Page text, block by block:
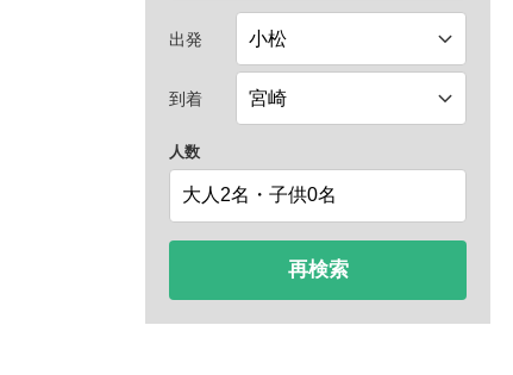
出発
到着
人数
再検索